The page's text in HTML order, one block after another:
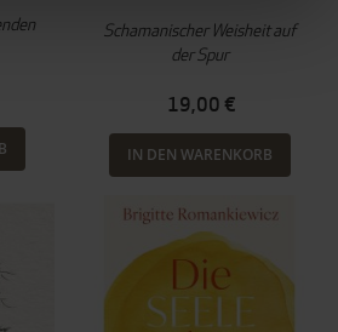
Schamanischer Weisheit auf
der Spur
19,00 €
IN DEN WARENKORB